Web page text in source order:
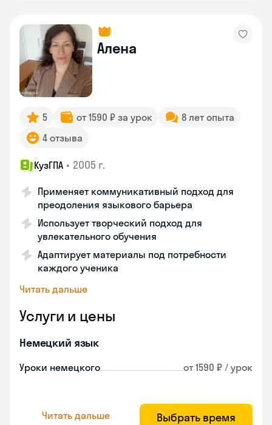
Алена
5 от 1590 ₽ за урок
8 лет опыта
4 отзыва
КузГПА • 2005 г.
Применяет коммуникативный подход для
преодоления языкового барьера
Использует творческий подход для
увлекательного обучения
Адаптирует материалы под потребности
каждого ученика
Читать дальше
Услуги и цены
Немецкий язык
Уроки немецкого от 1590 ₽ / урок
Читать дальше Выбрать время